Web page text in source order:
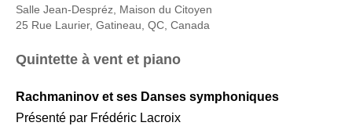
Salle Jean-Despréz, Maison du Citoyen
25 Rue Laurier, Gatineau, QC, Canada
Quintette à vent et piano
Rachmaninov et ses Danses symphoniques
Présenté par Frédéric Lacroix